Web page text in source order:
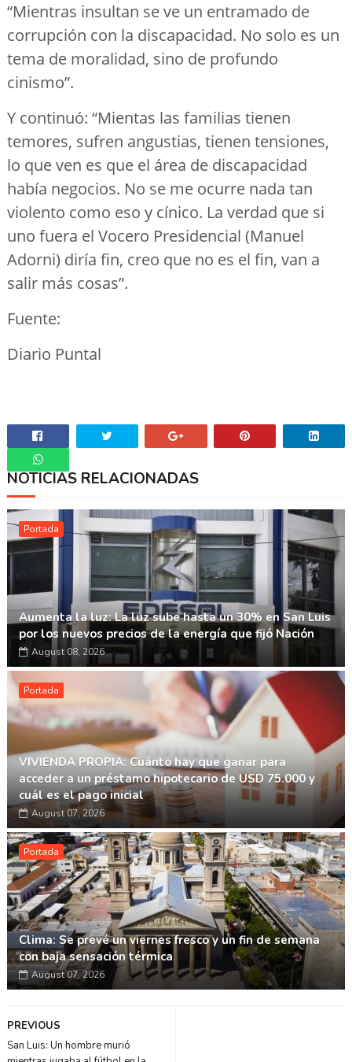
“Mientras insultan se ve un entramado de
corrupción con la discapacidad. No solo es un
tema de moralidad, sino de profundo
cinismo”.
Y continuó: “Mientas las familias tienen
temores, sufren angustias, tienen tensiones,
lo que ven es que el área de discapacidad
había negocios. No se me ocurre nada tan
violento como eso y cínico. La verdad que si
uno fuera el Vocero Presidencial (Manuel
Adorni) diría fin, creo que no es el fin, van a
salir más cosas”.
Fuente:
Diario Puntal
Whatsapp
NOTICIAS RELACIONADAS
Portada
Aumenta la luz: La luz sube hasta un 30% en San Luis
por los nuevos precios de la energía que fijó Nación
August 08, 2026
Portada
VIVIENDA PROPIA: Cuánto hay que ganar para
acceder a un préstamo hipotecario de USD 75.000 y
cuál es el pago inicial
August 07, 2026
Portada
Clima: Se prevé un viernes fresco y un fin de semana
con baja sensación térmica
August 07, 2026
PREVIOUS
San Luis: Un hombre murió